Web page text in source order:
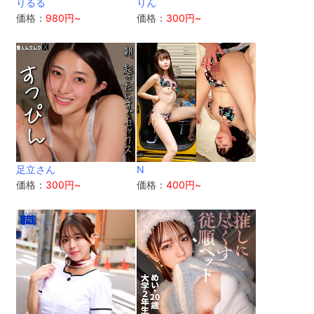
りるる
価格： 980円~
りん
価格： 300円~
足立さん
価格： 300円~
N
価格：400円~